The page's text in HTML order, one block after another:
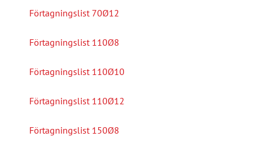
Förtagningslist 70Ø12
Förtagningslist 110Ø8
Förtagningslist 110Ø10
Förtagningslist 110Ø12
Förtagningslist 150Ø8